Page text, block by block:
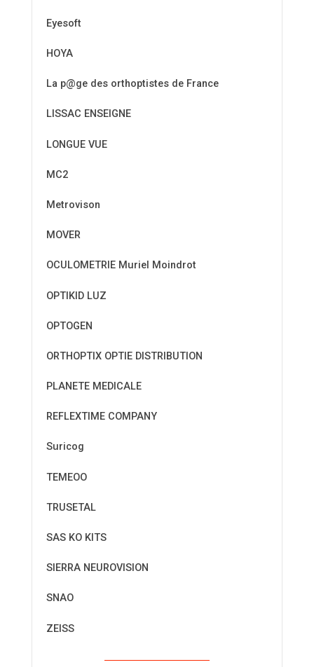
Eyesoft
HOYA
La p@ge des orthoptistes de France
LISSAC ENSEIGNE
LONGUE VUE
MC2
Metrovison
MOVER
OCULOMETRIE Muriel Moindrot
OPTIKID LUZ
OPTOGEN
ORTHOPTIX OPTIE DISTRIBUTION
PLANETE MEDICALE
REFLEXTIME COMPANY
Suricog
TEMEOO
TRUSETAL
SAS KO KITS
SIERRA NEUROVISION
SNAO
ZEISS